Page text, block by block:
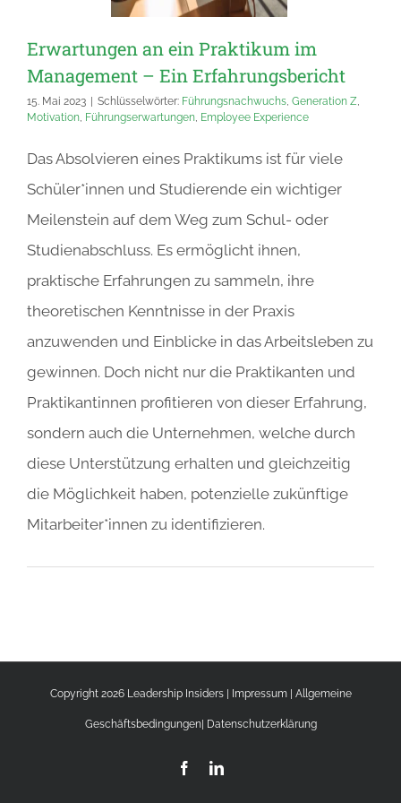
Erwartungen an ein Praktikum im
Management – Ein Erfahrungsbericht
15. Mai 2023 Schlüsselwörter: Führungsnachwuchs, Generation Z,
Motivation, Führungserwartungen, Employee Experience
Das Absolvieren eines Praktikums ist für viele
Schüler*innen und Studierende ein wichtiger
Meilenstein auf dem Weg zum Schul- oder
Studienabschluss. Es ermöglicht ihnen,
praktische Erfahrungen zu sammeln, ihre
theoretischen Kenntnisse in der Praxis
anzuwenden und Einblicke in das Arbeitsleben zu
gewinnen. Doch nicht nur die Praktikanten und
Praktikantinnen profitieren von dieser Erfahrung,
sondern auch die Unternehmen, welche durch
diese Unterstützung erhalten und gleichzeitig
die Möglichkeit haben, potenzielle zukünftige
Mitarbeiter*innen zu identifizieren.
Copyright 2026 Leadership Insiders | Impressum| Allgemeine
Geschäftsbedingungen| Datenschutzerklärung
FacebookLinkedIn